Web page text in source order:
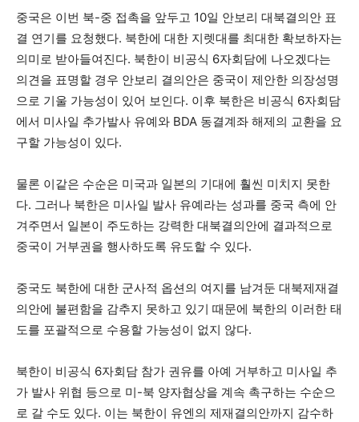
중국은 이번 북-중 접촉을 앞두고 10일 안보리 대북결의안 표
결 연기를 요청했다. 북한에 대한 지렛대를 최대한 확보하자는
의미로 받아들여진다. 북한이 비공식 6자회담에 나오겠다는
의견을 표명할 경우 안보리 결의안은 중국이 제안한 의장성명
으로 기울 가능성이 있어 보인다. 이후 북한은 비공식 6자회담
에서 미사일 추가발사 유예와 BDA 동결계좌 해제의 교환을 요
구할 가능성이 있다.
물론 이같은 수순은 미국과 일본의 기대에 훨씬 미치지 못한
다. 그러나 북한은 미사일 발사 유예라는 성과를 중국 측에 안
겨주면서 일본이 주도하는 강력한 대북결의안에 결과적으로
중국이 거부권을 행사하도록 유도할 수 있다.
중국도 북한에 대한 군사적 옵션의 여지를 남겨둔 대북제재결
의안에 불편함을 감추지 못하고 있기 때문에 북한의 이러한 태
도를 포괄적으로 수용할 가능성이 없지 않다.
북한이 비공식 6자회담 참가 권유를 아예 거부하고 미사일 추
가 발사 위협 등으로 미-북 양자협상을 계속 촉구하는 수순으
로 갈 수도 있다. 이는 북한이 유엔의 제재결의안까지 감수하